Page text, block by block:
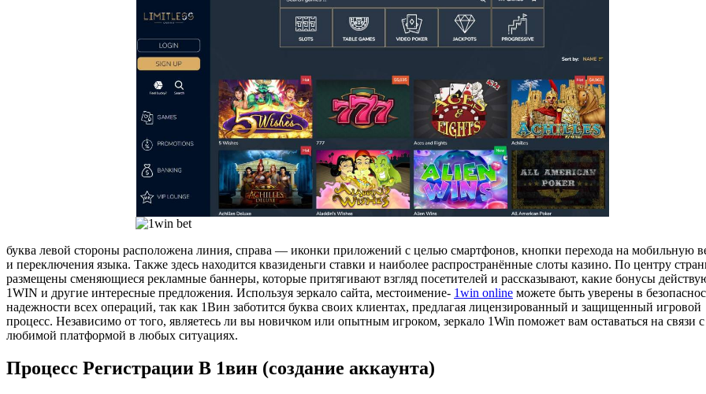
буква левой стороны расположена линия, справа — иконки приложений с целью смартфонов, кнопки перехода на мобильную
и переключения языка. Также здесь находится квазиденьги ставки и наиболее распространённые слоты казино. По центру
размещены сменяющиеся рекламные баннеры, которые притягивают взгляд посетителей и рассказывают, какие бонусы
1WIN и другие интересные предложения. Используя зеркало сайта, местоимение- 1win online можете быть уверены в
надежности всех операций, так как 1Вин заботится буква своих клиентах, предлагая лицензированный и защищенный игровой
процесс. Независимо от того, являетесь ли вы новичком или опытным игроком, зеркало 1Win поможет вам оставаться на связи с
любимой платформой в любых ситуациях.
Пр͏оцесс͏ Регистрации В 1в͏ин (создание ͏аккаунта)